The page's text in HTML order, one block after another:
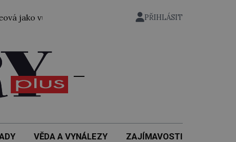
první žena přeplavala kanál La Manche. Zabralo jí
PŘIHLÁSIT
VĚDA A VYNÁLEZY ZAJÍMAVOSTI